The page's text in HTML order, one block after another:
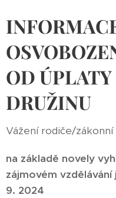
OD
DRUŽINU
Vážení rodiče/zákonní
na základě novely
zájmovém
9. 2024